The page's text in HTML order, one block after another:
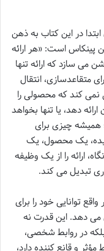
در این کتاب به ذهن
پینکاس است: «هر ارائه
سازد که ارائه تنها
متقاعدسازی، انتقال
نمی کند که محصولی را
دهد، یا تنها بخواهد
همیشه چیزی برای
یک محصول، یک
ارائه را از یک وظیفه
تبدیل می کند.
توانایی خود را برای
می دهد. این قدرت نه
در روابط شخصی،
و قانع کننده دارد،